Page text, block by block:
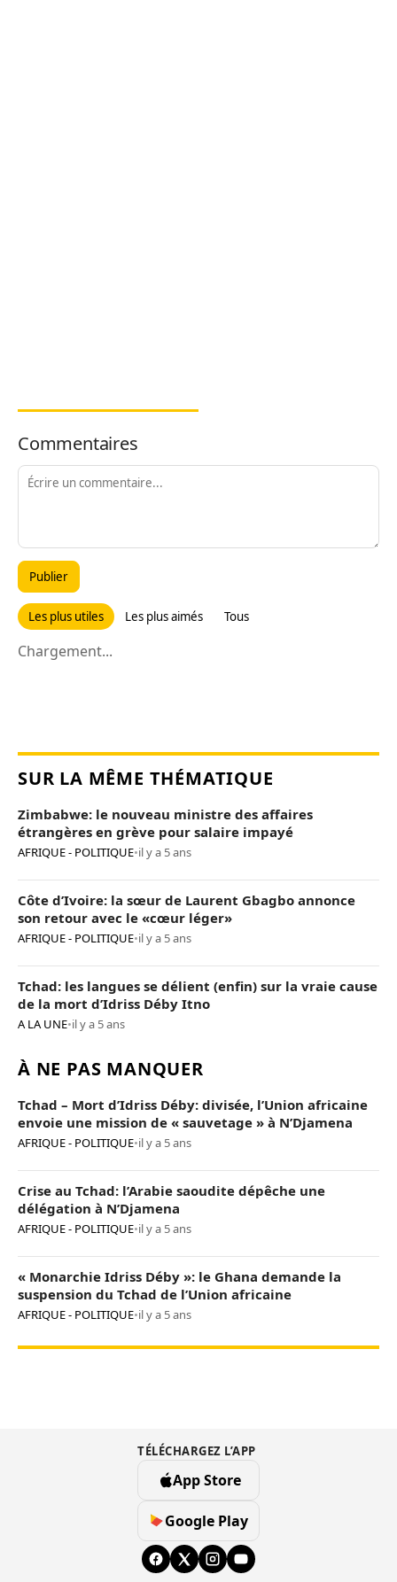
Commentaires
Publier
Les plus utiles Les plus aimés Tous
Chargement...
SUR LA MÊME THÉMATIQUE
Zimbabwe: le nouveau ministre des affaires
étrangères en grève pour salaire impayé
AFRIQUE - POLITIQUE•il y a 5 ans
Côte d’Ivoire: la sœur de Laurent Gbagbo annonce
son retour avec le «cœur léger»
AFRIQUE - POLITIQUE•il y a 5 ans
Tchad: les langues se délient (enfin) sur la vraie cause
de la mort d’Idriss Déby Itno
A LA UNE•il y a 5 ans
À NE PAS MANQUER
Tchad – Mort d’Idriss Déby: divisée, l’Union africaine
envoie une mission de « sauvetage » à N’Djamena
AFRIQUE - POLITIQUE•il y a 5 ans
Crise au Tchad: l’Arabie saoudite dépêche une
délégation à N’Djamena
AFRIQUE - POLITIQUE•il y a 5 ans
« Monarchie Idriss Déby »: le Ghana demande la
suspension du Tchad de l’Union africaine
AFRIQUE - POLITIQUE•il y a 5 ans
TÉLÉCHARGEZ L’APP
App Store
Google Play